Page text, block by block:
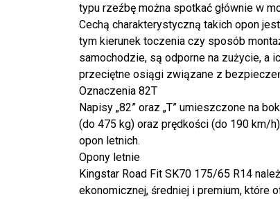
typu rzeźbę można spotkać głównie w
Cechą charakterystyczną takich opon
tym kierunek toczenia czy sposób
samochodzie, są odporne na zużycie, a
przeciętne osiągi związane z
Oznaczenia 82T
Napisy „82” oraz „T” umieszczone na
(do 475 kg) oraz prędkości (do 190 km/
opon letnich.
Opony letnie
Kingstar Road Fit SK70 175/65 R14
ekonomicznej, średniej i premium, które